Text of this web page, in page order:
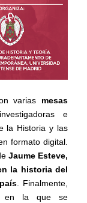
varias mesas
e
la Historia y las
formato digital.
Jaume Esteve,
la historia del
. Finalmente,
la que se